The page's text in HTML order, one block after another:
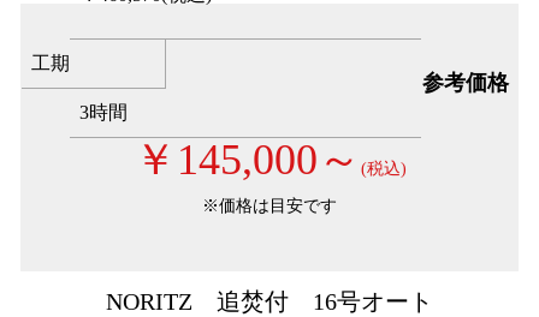
工期
3時間
参考価格
￥145,000～ (税込)
※価格は目安です
NORITZ 追焚付 16号オート